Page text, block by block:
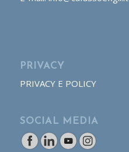
PRIVACY
PRIVACY E POLICY
SOCIAL MEDIA